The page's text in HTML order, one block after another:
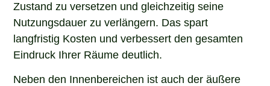
Zustand zu versetzen und gleichzeitig seine
Nutzungsdauer zu verlängern. Das spart
langfristig Kosten und verbessert den gesamten
Eindruck Ihrer Räume deutlich.
Neben den Innenbereichen ist auch der äußere